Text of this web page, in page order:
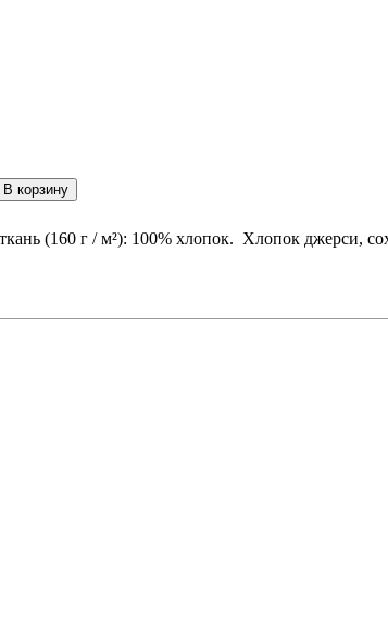
(160 г / м²): 100% хлопок. Хлопок джерси,